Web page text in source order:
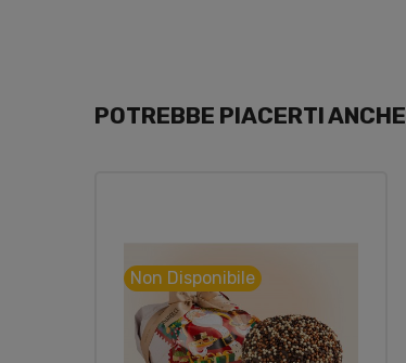
POTREBBE PIACERTI ANCHE
Non Disponibile